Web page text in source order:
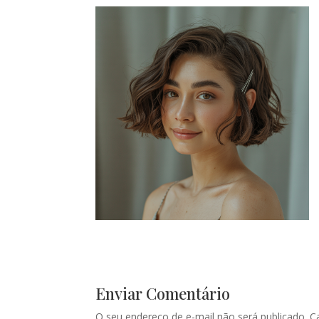
Enviar Comentário